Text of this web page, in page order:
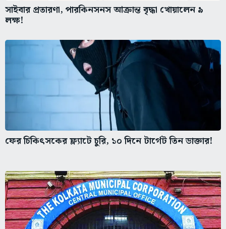
সাইবার প্রতারণা, পারকিনসনস আক্রান্ত বৃদ্ধা খোয়ালেন ৯
লক্ষ!
ফের চিকিৎসকের ফ্ল্যাটে চুরি, ১০ দিনে টার্গেট তিন ডাক্তার!